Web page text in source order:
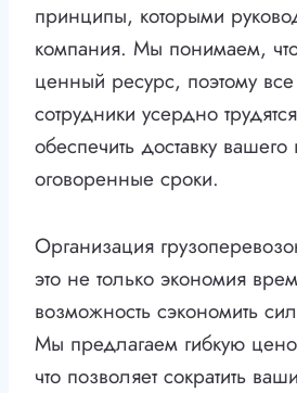
принципы, которыми
компания. Мы понимаем,
ценный ресурс, поэтому
сотрудники усердно
обеспечить доставку вашего
оговоренные сроки.
Организация
это не только экономия
возможность сэкономить
Мы предлагаем гибкую
что позволяет сократить